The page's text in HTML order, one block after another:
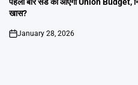
खास?
on
January 28, 2026